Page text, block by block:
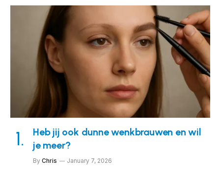
Heb jij ook dunne wenkbrauwen en wil
je meer?
By Chris January 7, 2026